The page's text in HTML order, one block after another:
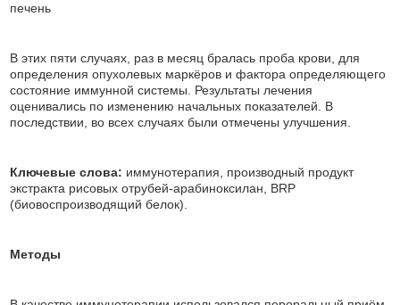
печень
В этих пяти случаях, раз в месяц бралась проба крови, для
определения опухолевых маркёров и фактора определяющего
состояние иммунной системы. Результаты лечения
оценивались по изменению начальных показателей. В
последствии, во всех случаях были отмечены улучшения.
Ключевые слова: иммунотерапия, производный продукт
экстракта рисовых отрубей-арабиноксилан, BRP
(биовоспроизводящий белок).
Методы